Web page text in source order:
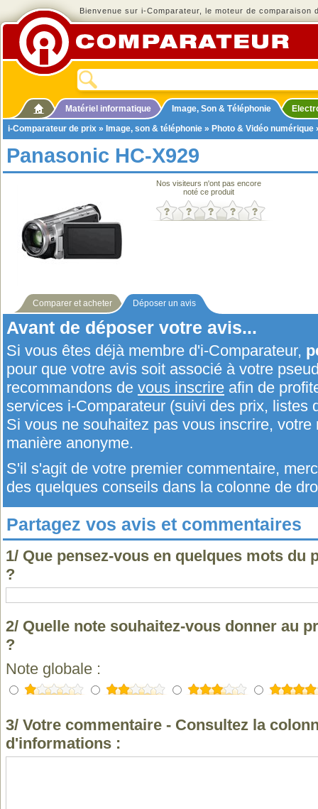
Bienvenue sur i-Comparateur, le moteur de comparaison
Matériel informatique Image, Son & Téléphonie
i-Comparateur de prix » Image, son & téléphonie » Photo & Vidéo numérique
Panasonic HC-X929
Nos visiteurs n'ont pas encore
noté ce produit
Comparer et acheter Déposer un avis
Avant de déposer votre avis...
Si vous êtes déjà membre d'i-Comparateur,
pour que votre avis soit associé à votre
recommandons de vous inscrire afin de
services i-Comparateur (suivi des prix, listes
Si vous ne souhaitez pas vous inscrire,
manière anonyme.
S'il s'agit de votre premier commentaire,
des quelques conseils dans la colonne de
Partagez vos avis et commentaires
1/ Que pensez-vous en quelques mots du
?
2/ Quelle note souhaitez-vous donner au
?
Note globale :
3/ Votre commentaire - Consultez la
d'informations :